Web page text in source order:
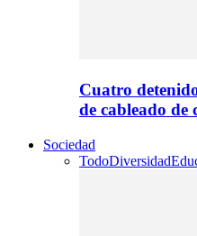
Cuatro
de cableado
Sociedad
TodoDiversidad